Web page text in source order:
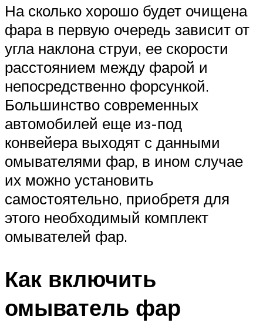
На сколько хорошо будет очищена
фара в первую очередь зависит от
угла наклона струи, ее скорости
расстоянием между фарой и
непосредственно форсункой.
Большинство современных
автомобилей еще из-под
конвейера выходят с данными
омывателями фар, в ином случае
их можно установить
самостоятельно, приобретя для
этого необходимый комплект
омывателей фар.
Как включить
омыватель фар